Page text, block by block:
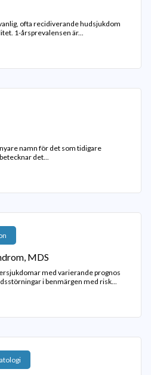
ofta recidiverande hudsjukdom
1-årsprevalensen är...
namn för det som tidigare
det...
MDS
med varierande prognos
i benmärgen med risk...